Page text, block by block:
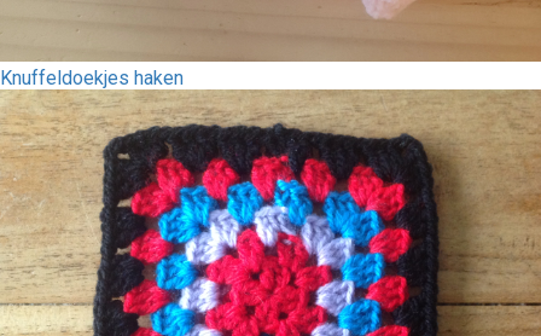
Knuffeldoekjes haken